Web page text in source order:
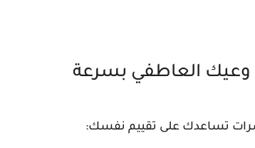
وعيك العاطفي بسرعة
تساعدك على تقييم نفسك: